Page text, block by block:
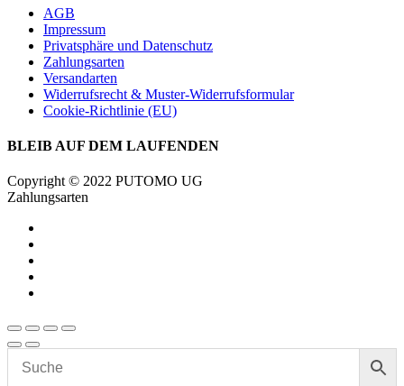
AGB
Impressum
Privatsphäre und Datenschutz
Zahlungsarten
Versandarten
Widerrufsrecht & Muster-Widerrufsformular
Cookie-Richtlinie (EU)
BLEIB AUF DEM LAUFENDEN
Copyright © 2022 PUTOMO UG
Zahlungsarten